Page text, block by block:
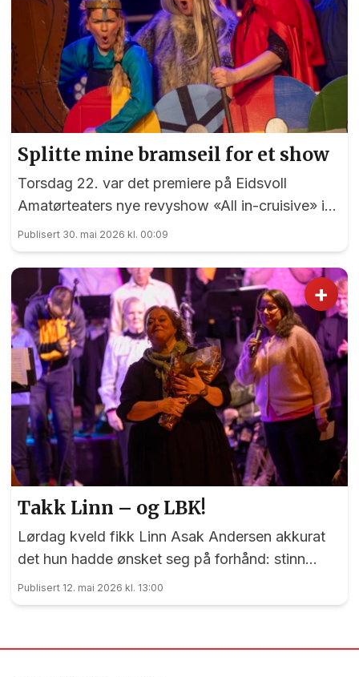
Splitte mine bramseil for et show
Torsdag 22. var det premiere på Eidsvoll
Amatørteaters nye revyshow «All in-cruisive» i
Panorama. Først på nest siste spillekveld hadde
EidsvollPuls anledning til i mønstre på «MS
Panorama Tropicana»....
Publisert 30. mai 2026 kl. 00:09
+
Takk Linn – og LBK!
Lørdag kveld fikk Linn Asak Andersen akkurat
det hun hadde ønsket seg på forhånd: stinn
brakke i låven på Minne Gård.
Publisert 12. mai 2026 kl. 13:00